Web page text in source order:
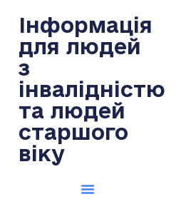
Інформація
для людей
з
інвалідністю
та людей
старшого
віку